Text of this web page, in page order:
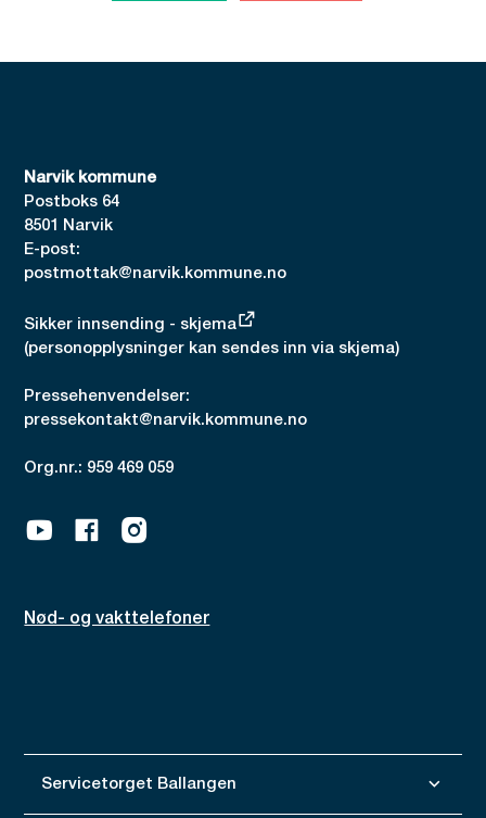
Narvik kommune
Postboks 64
8501 Narvik
E-post:
postmottak@narvik.kommune.no
Sikker innsending - skjema
(personopplysninger kan sendes inn via skjema)
Pressehenvendelser:
pressekontakt@narvik.kommune.no
Org.nr.: 959 469 059
YoutubeFacebookInstagram
Nød- og vakttelefoner
Servicetorget Ballangen